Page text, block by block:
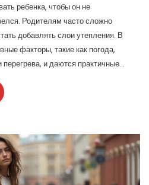
ребенка, чтобы он не
Родителям часто сложно
добавлять слои утепления. В
факторы, такие как погода,
перегрева, и даются практичные